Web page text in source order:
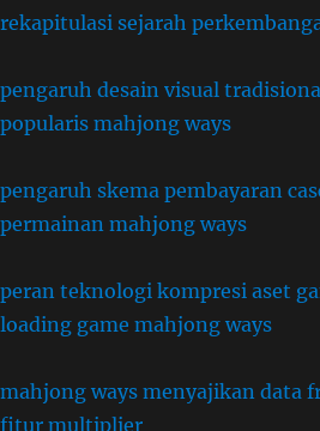
rekapitulasi sejarah
pengaruh desain visual
popularis mahjong ways
pengaruh skema pembayaran
permainan mahjong ways
peran teknologi kompresi aset
loading game mahjong ways
mahjong ways menyajikan data
fitur multiplier